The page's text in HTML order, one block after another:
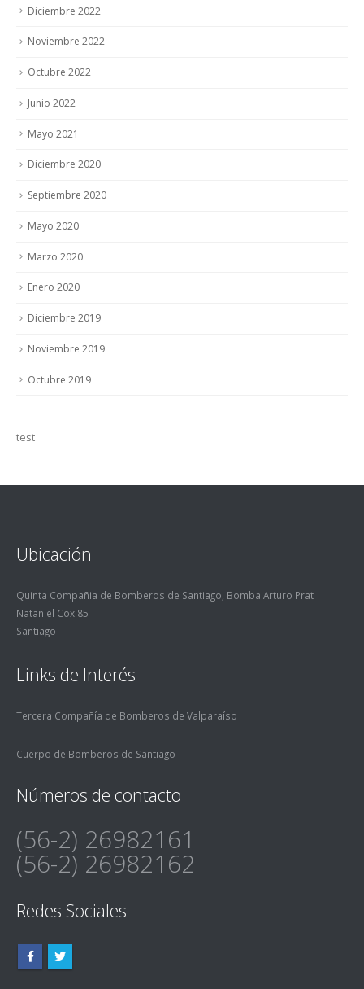
Diciembre 2022
Noviembre 2022
Octubre 2022
Junio 2022
Mayo 2021
Diciembre 2020
Septiembre 2020
Mayo 2020
Marzo 2020
Enero 2020
Diciembre 2019
Noviembre 2019
Octubre 2019
test
Ubicación
Quinta Compañia de Bomberos de Santiago, Bomba Arturo Prat
Nataniel Cox 85
Santiago
Links de Interés
Tercera Compañía de Bomberos de Valparaíso
Cuerpo de Bomberos de Santiago
Números de contacto
(56-2) 26982161
(56-2) 26982162
Redes Sociales